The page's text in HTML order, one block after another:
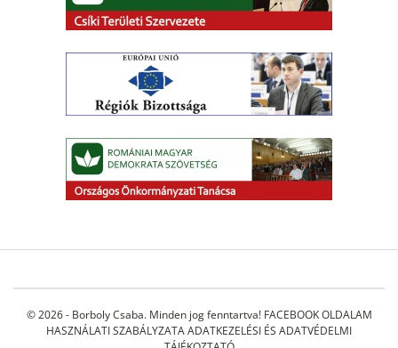
© 2026 - Borboly Csaba. Minden jog fenntartva! FACEBOOK OLDALAM
HASZNÁLATI SZABÁLYZATAADATKEZELÉSI ÉS ADATVÉDELMI